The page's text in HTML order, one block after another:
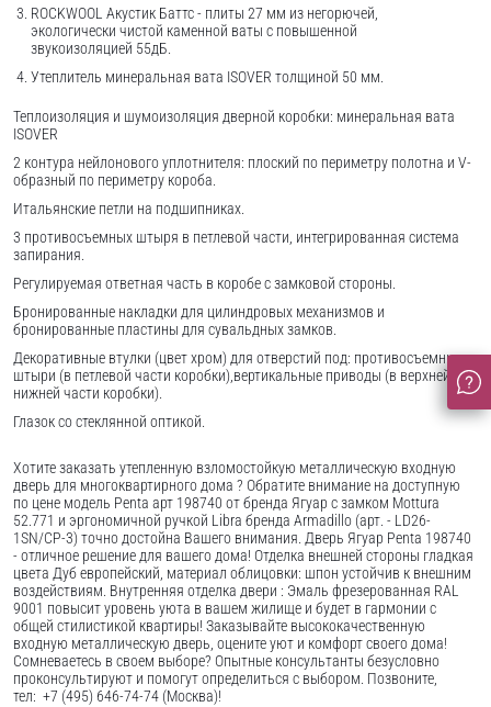
ROCKWOOL Акустик Баттс - плиты 27 мм из негорючей,
экологически чистой каменной ваты с повышенной
звукоизоляцией 55дБ.
Утеплитель минеральная вата ISOVER толщиной 50 мм.
Теплоизоляция и шумоизоляция дверной коробки: минеральная вата
ISOVER
2 контура нейлонового уплотнителя: плоский по периметру полотна и V-
образный по периметру короба.
Итальянские петли на подшипниках.
3 противосъемных штыря в петлевой части, интегрированная система
запирания.
Регулируемая ответная часть в коробе с замковой стороны.
Бронированные накладки для цилиндровых механизмов и
бронированные пластины для сувальдных замков.
Декоративные втулки (цвет хром) для отверстий под: противосъемные
штыри (в петлевой части коробки),вертикальные приводы (в верхней и
нижней части коробки).
Глазок со стеклянной оптикой.
Хотите заказать утепленную взломостойкую металлическую входную
дверь для многоквартирного дома ? Обратите внимание на доступную
по цене модель Penta арт 198740 от бренда Ягуар с замком Mottura
52.771 и эргономичной ручкой Libra бренда Armadillo (арт. - LD26-
1SN/CP-3) точно достойна Вашего внимания. Дверь Ягуар Penta 198740
- отличное решение для вашего дома! Отделка внешней стороны гладкая
цвета Дуб европейский, материал облицовки: шпон устойчив к внешним
воздействиям. Внутренняя отделка двери : Эмаль фрезерованная RAL
9001 повысит уровень уюта в вашем жилище и будет в гармонии с
общей стилистикой квартиры! Заказывайте высококачественную
входную металлическую дверь, оцените уют и комфорт своего дома!
Сомневаетесь в своем выборе? Опытные консультанты безусловно
проконсультируют и помогут определиться с выбором. Позвоните,
тел: +7 (495) 646-74-74 (Москва)!